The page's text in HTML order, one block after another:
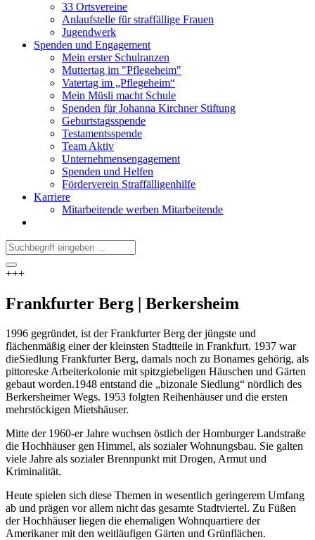
33 Ortsvereine
Anlaufstelle für straffällige Frauen
Jugendwerk
Spenden und Engagement
Mein erster Schulranzen
Muttertag im "Pflegeheim"
Vatertag im „Pflegeheim“
Mein Müsli macht Schule
Spenden für Johanna Kirchner Stiftung
Geburtstagsspende
Testamentsspende
Team Aktiv
Unternehmensengagement
Spenden und Helfen
Förderverein Straffälligenhilfe
Karriere
Mitarbeitende werben Mitarbeitende
+++
Frankfurter Berg | Berkersheim
1996 gegründet, ist der Frankfurter Berg der jüngste und
flächenmäßig einer der kleinsten Stadtteile in Frankfurt. 1937 war
dieSiedlung Frankfurter Berg, damals noch zu Bonames gehörig, als
pittoreske Arbeiterkolonie mit spitzgiebeligen Häuschen und Gärten
gebaut worden.1948 entstand die „bizonale Siedlung“ nördlich des
Berkersheimer Wegs. 1953 folgten Reihenhäuser und die ersten
mehrstöckigen Mietshäuser.
Mitte der 1960-er Jahre wuchsen östlich der Homburger Landstraße
die Hochhäuser gen Himmel, als sozialer Wohnungsbau. Sie galten
viele Jahre als sozialer Brennpunkt mit Drogen, Armut und
Kriminalität.
Heute spielen sich diese Themen in wesentlich geringerem Umfang
ab und prägen vor allem nicht das gesamte Stadtviertel. Zu Füßen
der Hochhäuser liegen die ehemaligen Wohnquartiere der
Amerikaner mit den weitläufigen Gärten und Grünflächen.